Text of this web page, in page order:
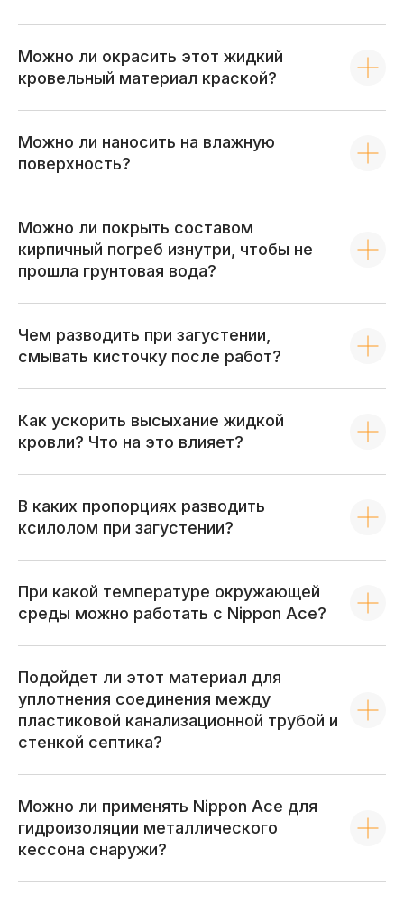
Можно ли окрасить этот жидкий
кровельный материал краской?
Можно ли наносить на влажную
поверхность?
Можно ли покрыть составом
кирпичный погреб изнутри, чтобы не
прошла грунтовая вода?
Чем разводить при загустении,
смывать кисточку после работ?
Как ускорить высыхание жидкой
кровли? Что на это влияет?
В каких пропорциях разводить
ксилолом при загустении?
При какой температуре окружающей
среды можно работать с Nippon Ace?
Подойдет ли этот материал для
уплотнения соединения между
пластиковой канализационной трубой и
стенкой септика?
Можно ли применять Nippon Ace для
гидроизоляции металлического
кессона снаружи?
Политика конфиденциальности
© 2026 Официальный дистрибьютер
водовытесняющих гидроизоляционных систем
NIPPON ACE
+7 (800) 707-35-02
Пн-пт: 9.00-19.00
Сб: 9.00-16.00
не является публичной офертой
ул. Петра Романова, д. 14, стр. 1
Напишите
WhatsApp
Оплата
Сертификаты
оформления
заказа
+7 (499) 430-80-02
Жидкая кровля
Жидкий пергамин
Жидкий скотч
Герметики
Сопутствующие
товары
Готовые решения